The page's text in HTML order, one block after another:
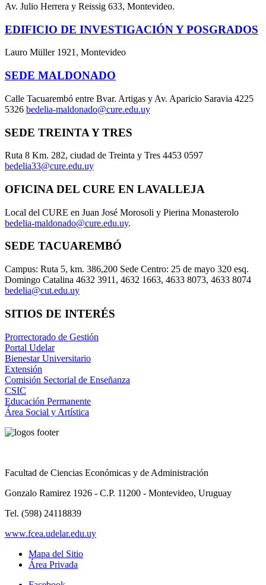
Av. Julio Herrera y Reissig 633, Montevideo.
EDIFICIO DE INVESTIGACIÓN Y POSGRADOS
Lauro Müller 1921, Montevideo
SEDE MALDONADO
Calle Tacuarembó entre Bvar. Artigas y Av. Aparicio Saravia 4225
5326 bedelia-maldonado@cure.edu.uy
SEDE TREINTA Y TRES
Ruta 8 Km. 282, ciudad de Treinta y Tres 4453 0597
bedelia33@cure.edu.uy
OFICINA DEL CURE EN LAVALLEJA
Local del CURE en Juan José Morosoli y Pierina Monasterolo
bedelia-maldonado@cure.edu.uy.
SEDE TACUAREMBÓ
Campus: Ruta 5, km. 386,200 Sede Centro: 25 de mayo 320 esq.
Domingo Catalina 4632 3911, 4632 1663, 4633 8073, 4633 8074
bedelia@cut.edu.uy
SITIOS DE INTERÉS
Prorrectorado de Gestión
Portal Udelar
Bienestar Universitario
Extensión
Comisión Sectorial de Enseñanza
CSIC
Educación Permanente
Área Social y Artística
Facultad de Ciencias Económicas y de Administración
Gonzalo Ramirez 1926 - C.P. 11200 - Montevideo, Uruguay
Tel. (598) 24118839
www.fcea.udelar.edu.uy
Mapa del Sitio
Área Privada